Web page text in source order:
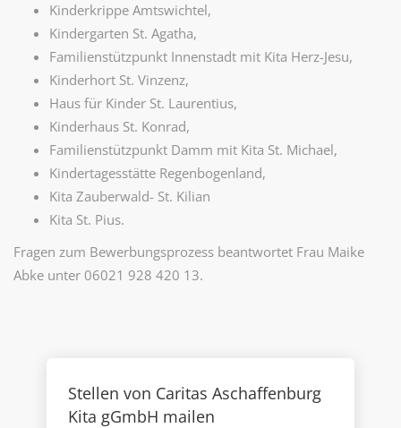
Kinderkrippe Amtswichtel,
Kindergarten St. Agatha,
Familienstützpunkt Innenstadt mit Kita Herz-Jesu,
Kinderhort St. Vinzenz,
Haus für Kinder St. Laurentius,
Kinderhaus St. Konrad,
Familienstützpunkt Damm mit Kita St. Michael,
Kindertagesstätte Regenbogenland,
Kita Zauberwald- St. Kilian
Kita St. Pius.
Fragen zum Bewerbungsprozess beantwortet Frau Maike
Abke unter 06021 928 420 13.
Stellen von Caritas Aschaffenburg
Kita gGmbH mailen